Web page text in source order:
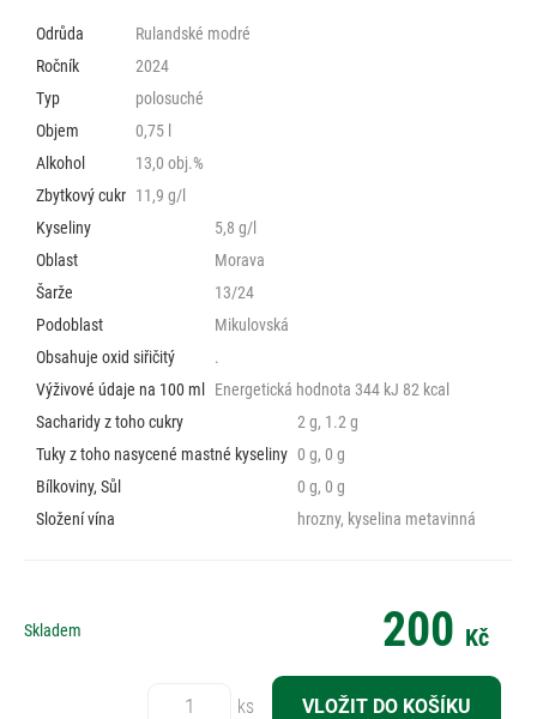
Odrůda
Rulandské modré
Ročník
2024
Typ
polosuché
Objem
0,75 l
Alkohol
13,0 obj.%
Zbytkový cukr 11,9 g/l
Kyseliny
5,8 g/l
Oblast
Morava
Šarže
13/24
Podoblast
Mikulovská
Obsahuje oxid siřičitý
.
Výživové údaje na 100 ml
Energetická hodnota 344 kJ 82 kcal
Sacharidy z toho cukry
2 g, 1.2 g
Tuky z toho nasycené mastné kyseliny 0 g, 0 g
Bílkoviny, Sůl
0 g, 0 g
Složení vína
hrozny, kyselina metavinná
Skladem 200 Kč
Počet:
ks